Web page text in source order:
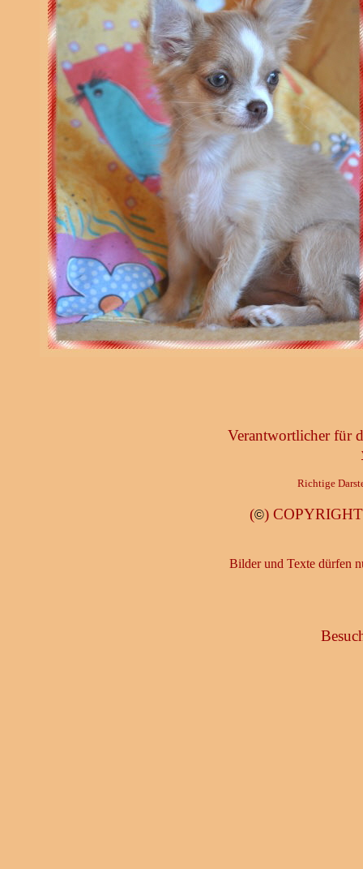
Verantwortlicher für
Richtige
(©) COPYRIGHT
Bilder und Texte dürfen